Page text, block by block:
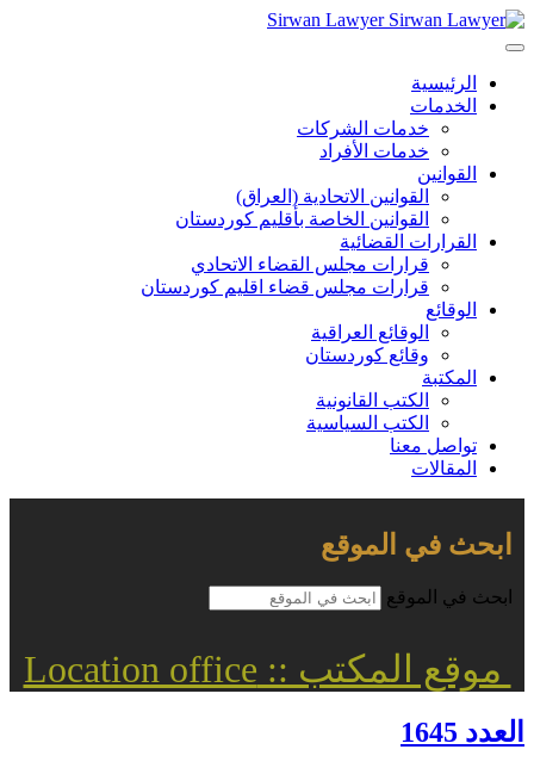
Sirwan Lawyer
الرئيسية
الخدمات
خدمات الشركات
خدمات الأفراد
القوانين
القوانين الاتحادية (العراق)
القوانين الخاصة بأقليم كوردستان
القرارات القضائية
قرارات مجلس القضاء الاتحادي
قرارات مجلس قضاء اقليم كوردستان
الوقائع
الوقائع العراقية
وقائع كوردستان
المكتبة
الكتب القانونية
الكتب السياسية
تواصل معنا
المقالات
ابحث في الموقع
ابحث في الموقع
موقع المكتب :: Location office
العدد 1645